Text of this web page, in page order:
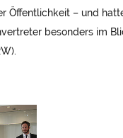
Öffentlichkeit – und
besonders im